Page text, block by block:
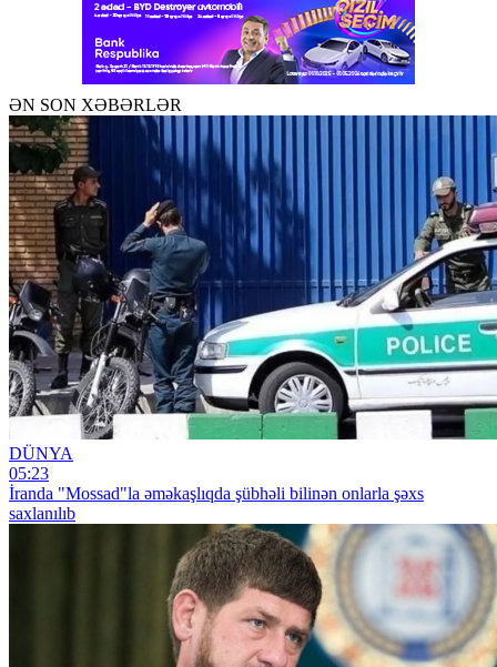
ƏN SON XƏBƏRLƏR
DÜNYA
05:23
İranda "Mossad"la əməkaşlıqda şübhəli bilinən onlarla şəxs
saxlanılıb